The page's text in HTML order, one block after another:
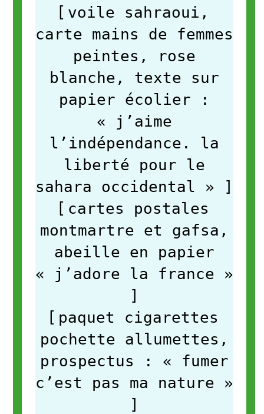
[ voile sahraoui,
carte mains de femmes
peintes, rose
blanche, texte sur
papier écolier :
« j’aime
l’indépendance. la
liberté pour le
sahara occidental »
]
[ cartes postales
montmartre et gafsa,
abeille en papier
« j’adore la france »
]
[ paquet cigarettes
pochette allumettes,
prospectus : « fumer
c’est pas ma nature »
]